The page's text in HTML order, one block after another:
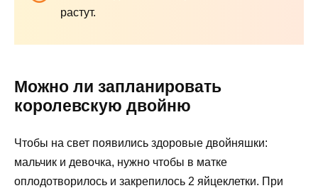
растут.
Можно ли запланировать
королевскую двойню
Чтобы на свет появились здоровые двойняшки:
мальчик и девочка, нужно чтобы в матке
оплодотворилось и закрепилось 2 яйцеклетки. При